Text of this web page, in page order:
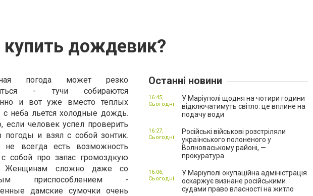
дождевик?
погода может резко
- тучи собираются
и вот уже вместо теплых
неба льется холодные дождь.
если человек успел проверить
погоды и взял с собой зонтик.
не всегда есть возможность
с собой про запас громоздкую
Женщинам сложно даже со
приспособлением -
дамские сумочки очень
Останні новини
У Маріуполі щодня на чотири години
відключатимуть світло: це вплине на
подачу води
16:45,
Сьогодні
Російські військові розстріляли
українського полоненого у
Волноваському районі, —
прокуратура
16:27,
Сьогодні
У Маріуполі окупаційна адміністрація
оскаржує визнане російськими
судами право власності на житло
16:06,
Сьогодні